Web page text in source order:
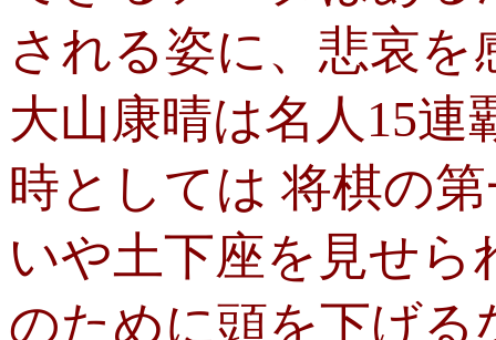
される姿に、悲哀を
大山康晴は名人15
時としては 将棋の
いや土下座を見せ
のために頭を下げ